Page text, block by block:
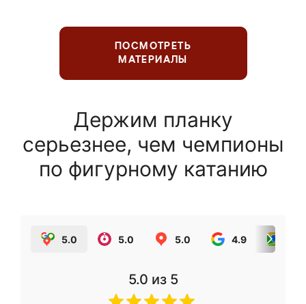
ПОСМОТРЕТЬ
МАТЕРИАЛЫ
Держим планку
серьезнее, чем чемпионы
по фигурному катанию
5.0 5.0 5.0 4.9
5.0 из 5